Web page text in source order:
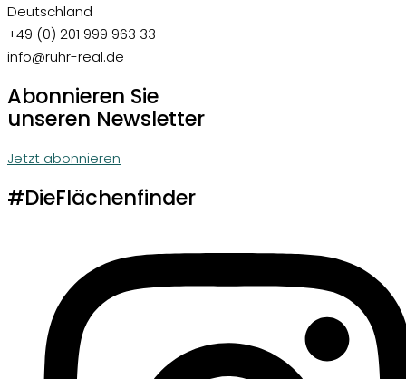
Deutschland
+49 (0) 201 999 963 33
info@ruhr-real.de
Abonnieren Sie
unseren Newsletter
Jetzt abonnieren
#DieFlächenfinder